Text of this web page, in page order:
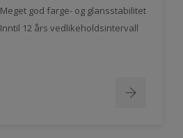
Meget god farge- og glansstabilitet
Inntil 12 års vedlikeholdsintervall